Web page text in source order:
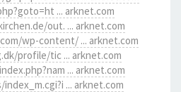
... arknet.com
out. ... arknet.com
wp-content/ ... arknet.com
profile/tic ... arknet.com
... arknet.com
... arknet.com